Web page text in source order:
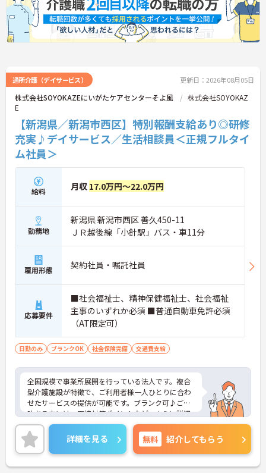
■ 残業ほぼなしで無理なく働ける！
→ プライベートとのバランスも取りやすい職場です
■ 未経験から相談員デビューOK！
初めての方も安心してスタートできます。
・資格があれば未経験から挑戦可能
・OJT中心で先輩がしっかりフォロー
・研修や面談で継続的にスキルアップ
→ 一歩ずつ成長できる体制が整っています
■ 地域とつながるやりがいのある仕事
幅広い役割で活躍できるポジションです。
・ケアプラン調整や契約対応に関われる
・医療機関や地域との連携業務あり
■ 頑張りが見える評価制度が魅力！
やりがいにつながる仕組みがあります。
・年2回の寸志あり◎
・賞与とは別に特別報酬制度あり
・チームワークや日々の貢献も評価対象
→ モチベーションを維持しやすい職場です
通所介護（デイサービス） 更新日：2026年08月05日
株式会社SOYOKAZEにいがたケアセンターそよ風
株式会社SOYOKAZ
E
【新潟県／新潟市西区】特別報酬支給あり◎研修
充実♪デイサービス／生活相談員＜正規フルタイ
ム社員＞
給料 月収 17.0万円～22.0万円
勤務地
新潟県 新潟市西区 善久450-11
ＪＲ越後線「小針駅」バス・車11分
雇用形態 契約社員・嘱託社員
応募要件
■社会福祉士、精神保健福祉士、社会福祉
主事のいずれか必須 ■普通自動車免許必須
（AT限定可）
日勤のみ ブランクOK 社会保険完備 交通費支給
全国規模で事業所展開を行っている法人です。複合
型介護施設が特徴で、ご利用者様一人ひとりに合わ
せたサービスの提供が可能です。ブランク可♪ご興
味ある方には、面接対策ポイントなど、さらに詳細
をお話しいたしますのでお気軽にご相談ください！
詳細を見る 無料 紹介してもらう